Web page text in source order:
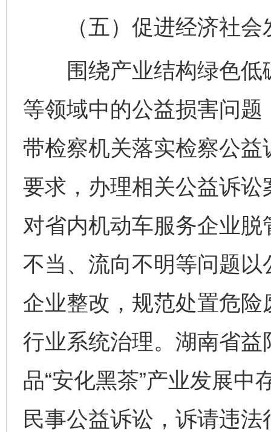
（五）促进经济社会
围绕产业结构绿色低
等领域中的公益损害问
带检察机关落实检察公
要求，办理相关公益诉
对省内机动车服务企业
不当、流向不明等问题
企业整改，规范处置危
行业系统治理。湖南省
品“安化黑茶”产业发展
民事公益诉讼，诉请违